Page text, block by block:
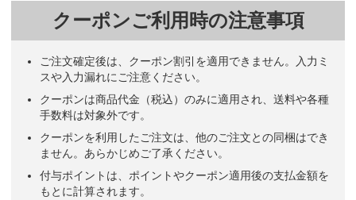
クーポンご利用時の注意事項
ご注文確定後は、クーポン割引を適用できません。入力ミ
スや入力漏れにご注意ください。
クーポンは商品代金（税込）のみに適用され、送料や各種
手数料は対象外です。
クーポンを利用したご注文は、他のご注文との同梱はでき
ません。あらかじめご了承ください。
付与ポイントは、ポイントやクーポン適用後の支払金額を
もとに計算されます。